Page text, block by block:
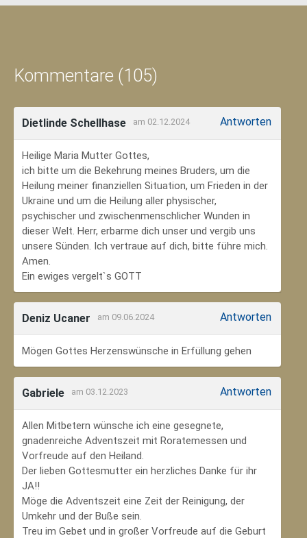
Kommentare (105)
Dietlinde Schellhase am 02.12.2024 Antworten
Heilige Maria Mutter Gottes,
ich bitte um die Bekehrung meines Bruders, um die
Heilung meiner finanziellen Situation, um Frieden in der
Ukraine und um die Heilung aller physischer,
psychischer und zwischenmenschlicher Wunden in
dieser Welt. Herr, erbarme dich unser und vergib uns
unsere Sünden. Ich vertraue auf dich, bitte führe mich.
Amen.
Ein ewiges vergelt`s GOTT
Deniz Ucaner am 09.06.2024 Antworten
Mögen Gottes Herzenswünsche in Erfüllung gehen
Gabriele am 03.12.2023 Antworten
Allen Mitbetern wünsche ich eine gesegnete,
gnadenreiche Adventszeit mit Roratemessen und
Vorfreude auf den Heiland.
Der lieben Gottesmutter ein herzliches Danke für ihr
JA!!
Möge die Adventszeit eine Zeit der Reinigung, der
Umkehr und der Buße sein.
Treu im Gebet und in großer Vorfreude auf die Geburt